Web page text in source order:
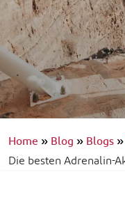
Home»Blog»Blogs»
Die besten Adrenalin-